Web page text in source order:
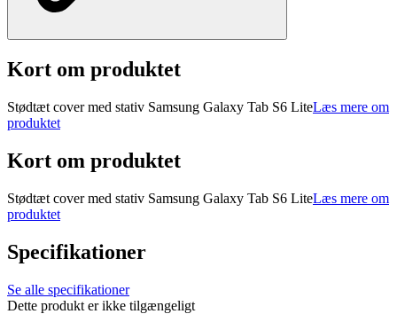
Kort om produktet
Stødtæt cover med stativ Samsung Galaxy Tab S6 LiteLæs mere om
produktet
Kort om produktet
Stødtæt cover med stativ Samsung Galaxy Tab S6 LiteLæs mere om
produktet
Specifikationer
Se alle specifikationer
Dette produkt er ikke tilgængeligt